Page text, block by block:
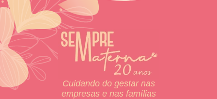
Cuidando do gestar nas
empresas e nas famílias